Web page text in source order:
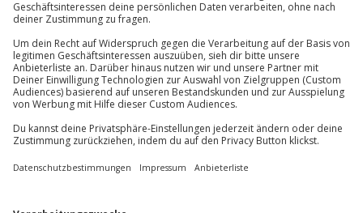
81671 München
Du erreichst uns telefonisch zu folgenden Zeiten,
außer an bundesweiten Feiertagen:
Mo-Fr: 8-20 Uhr | Sa: 10-16 Uhr
Du möchtest als Firma bestellen?
Sichere Dir attraktive Firmenkunden Vorteile.